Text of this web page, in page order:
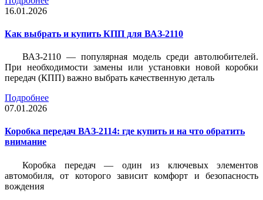
16.01.2026
Как выбрать и купить КПП для ВАЗ-2110
ВАЗ-2110 — популярная модель среди автолюбителей.
При необходимости замены или установки новой коробки
передач (КПП) важно выбрать качественную деталь
Подробнее
07.01.2026
Коробка передач ВАЗ-2114: где купить и на что обратить
внимание
Коробка передач — один из ключевых элементов
автомобиля, от которого зависит комфорт и безопасность
вождения